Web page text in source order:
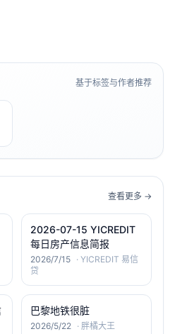
基于标签与作者推荐
查看更多 →
2026-07-15 YICREDIT
每日房产信息简报
2026/7/15 · YICREDIT 易信
贷
巴黎地铁很脏
2026/5/22 · 胖橘大王